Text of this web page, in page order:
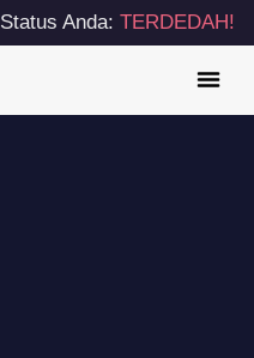
Status Anda:TERDEDAH!